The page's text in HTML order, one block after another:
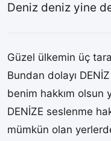
Deniz deniz yine
Güzel ülkemin üç
Bundan dolayı
benim hakkım olsun
DENİZE seslenme
mümkün olan